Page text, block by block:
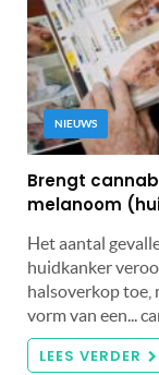
NIEUWS
Brengt
melanoom
Het aantal
huidkanker
halsoverkop toe,
vorm van een...
LEES VERDER